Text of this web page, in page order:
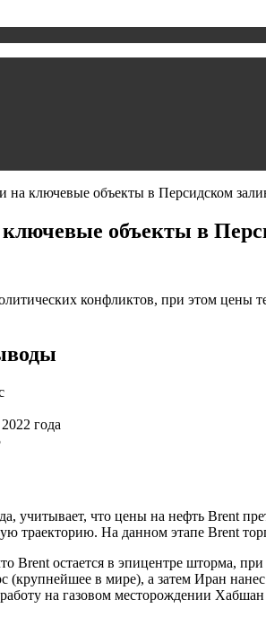
на ключевые объекты в Персидском
объекты в
конфликтов, при этом
года
учитывает, что цены на нефть Brent
траекторию. На данном этапе Brent
Brent остается в эпицентре шторма,
(крупнейшее в мире), а затем Иран
на газовом месторождении